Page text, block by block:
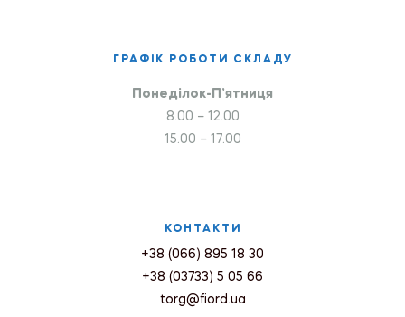
ГРАФІК РОБОТИ СКЛАДУ
Понеділок-П’ятниця
8.00 – 12.00
15.00 – 17.00
КОНТАКТИ
+38 (066) 895 18 30
+38 (03733) 5 05 66
torg@fiord.ua